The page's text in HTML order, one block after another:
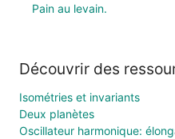
Pain au levain.
Découvrir des
Isométries et invariants
Deux planètes